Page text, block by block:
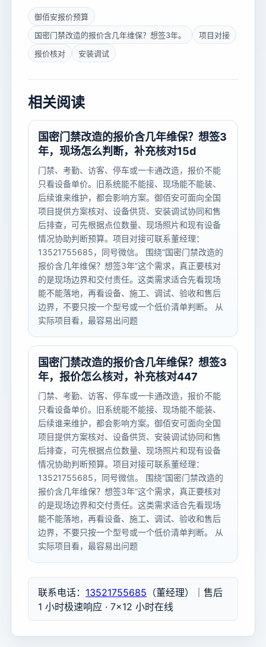
御佰安报价预算
国密门禁改造的报价含几年维保？想签3年。
项目对接
报价核对
安装调试
相关阅读
国密门禁改造的报价含几年维保？想签3
年，现场怎么判断，补充核对15d
门禁、考勤、访客、停车或一卡通改造，报价不能
只看设备单价。旧系统能不能接、现场能不能装、
后续谁来维护，都会影响方案。御佰安可面向全国
项目提供方案核对、设备供货、安装调试协同和售
后排查，可先根据点位数量、现场照片和现有设备
情况协助判断预算。项目对接可联系董经理：
13521755685，同号微信。 围绕“国密门禁改造的
报价含几年维保？想签3年”这个需求，真正要核对
的是现场边界和交付责任。这类需求适合先看现场
能不能落地，再看设备、施工、调试、验收和售后
边界，不要只按一个型号或一个低价清单判断。 从
实际项目看，最容易出问题
国密门禁改造的报价含几年维保？想签3
年，报价怎么核对，补充核对447
门禁、考勤、访客、停车或一卡通改造，报价不能
只看设备单价。旧系统能不能接、现场能不能装、
后续谁来维护，都会影响方案。御佰安可面向全国
项目提供方案核对、设备供货、安装调试协同和售
后排查，可先根据点位数量、现场照片和现有设备
情况协助判断预算。项目对接可联系董经理：
13521755685，同号微信。 围绕“国密门禁改造的
报价含几年维保？想签3年”这个需求，真正要核对
的是现场边界和交付责任。这类需求适合先看现场
能不能落地，再看设备、施工、调试、验收和售后
边界，不要只按一个型号或一个低价清单判断。 从
实际项目看，最容易出问题
联系电话： 13521755685 （董经理）｜售后
1 小时极速响应 · 7×12 小时在线